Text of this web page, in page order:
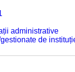
administrative
de